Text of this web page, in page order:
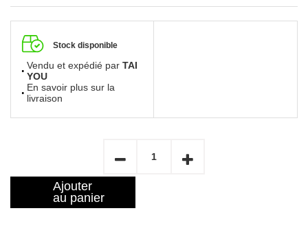
Stock disponible
Vendu et expédié par TAI
YOU
En savoir plus sur la
livraison
Ajouter
au panier